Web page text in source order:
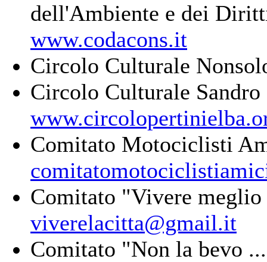
dell'Ambiente e dei
www.codacons.it
Circolo Culturale
Circolo Culturale
Comitato Motociclisti
Comitato "Vivere
viverelacitta@gmail.it
Comitato "Non la bevo